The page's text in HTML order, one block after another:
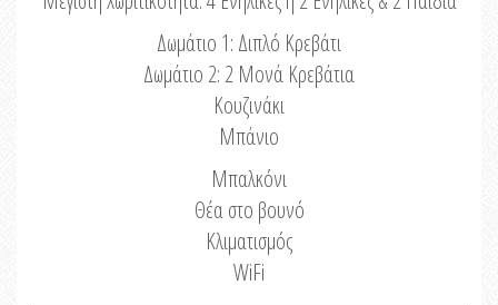
Δωμάτιο 1: Διπλό Κρεβάτι
Δωμάτιο 2: 2 Μονά Κρεβάτια
Κουζινάκι
Μπάνιο
Μπαλκόνι
Θέα στο βουνό
Κλιματισμός
WiFi